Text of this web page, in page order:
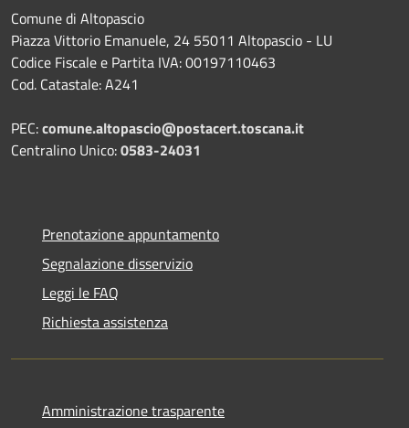
Comune di Altopascio
Piazza Vittorio Emanuele, 24 55011 Altopascio - LU
Codice Fiscale e Partita IVA: 00197110463
Cod. Catastale: A241
PEC:comune.altopascio@postacert.toscana.it
Centralino Unico:0583-24031
Prenotazione appuntamento
Segnalazione disservizio
Leggi le FAQ
Richiesta assistenza
Amministrazione trasparente